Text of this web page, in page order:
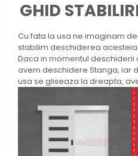
GHID
Cu fata la usa ne imaginam
stabilim deschiderea acesteia.
Daca in momentul deschiderii
avem deschidere Stanga, iar
usa se gliseaza la dreapta,